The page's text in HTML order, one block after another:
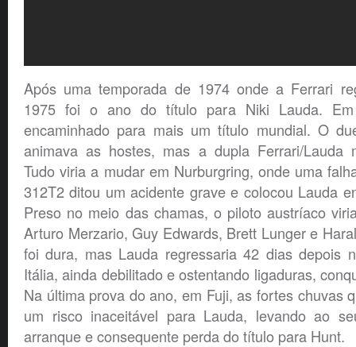
Após uma temporada de 1974 onde a Ferrari
1975 foi o ano do título para Niki Lauda.
encaminhado para mais um título mundial. O
animava as hostes, mas a dupla Ferrari/Lauda
Tudo viria a mudar em Nurburgring, onde uma
312T2 ditou um acidente grave e colocou Lauda
Preso no meio das chamas, o piloto austríaco
Arturo Merzario, Guy Edwards, Brett Lunger e
foi dura, mas Lauda regressaria 42 dias depois
Itália, ainda debilitado e ostentando ligaduras,
Na última prova do ano, em Fuji, as fortes chuvas
um risco inaceitável para Lauda, levando ao
arranque e consequente perda do título para Hunt.